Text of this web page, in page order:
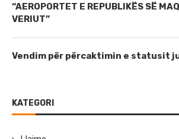
“AEROPORTET E REPUBLIKËS SË
VERIUT”
Vendim për përcaktimin e statusit
KATEGORI